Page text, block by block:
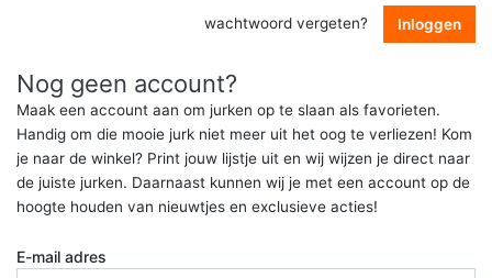
wachtwoord vergeten? Inloggen
Nog geen account?
Maak een account aan om jurken op te slaan als favorieten.
Handig om die mooie jurk niet meer uit het oog te verliezen! Kom
je naar de winkel? Print jouw lijstje uit en wij wijzen je direct naar
de juiste jurken. Daarnaast kunnen wij je met een account op de
hoogte houden van nieuwtjes en exclusieve acties!
E-mail adres